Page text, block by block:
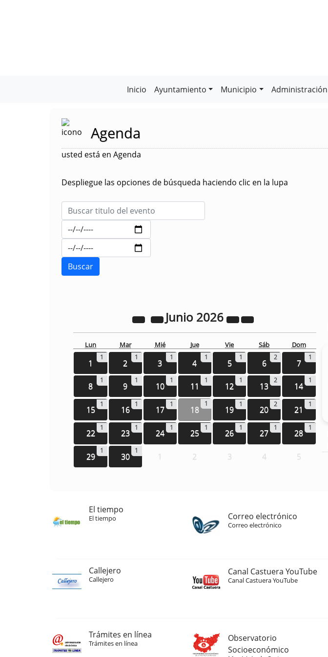
Inicio Ayuntamiento Municipio Administración
Agenda
usted está en Agenda
Despliegue las opciones de búsqueda haciendo clic en la lupa
Junio 2026
Lun Mar Mié Jue Vie Sáb Dom
1
1
2
1
3
1
4
1
5
1
6
2
7
1
8
1
9
1
10
1
11
1
12
1
13
2
14
1
15
1
16
1
17
1
18
1
19
1
20
2
21
1
22
1
23
1
24
1
25
1
26
1
27
1
28
1
29
1
30
1
1 2 3 4 5
El tiempo
El tiempo Correo electrónico
Correo electrónico
Callejero
Callejero
Canal Castuera YouTube
Canal Castuera YouTube
Trámites en línea
Trámites en línea
Observatorio
Socioeconómico